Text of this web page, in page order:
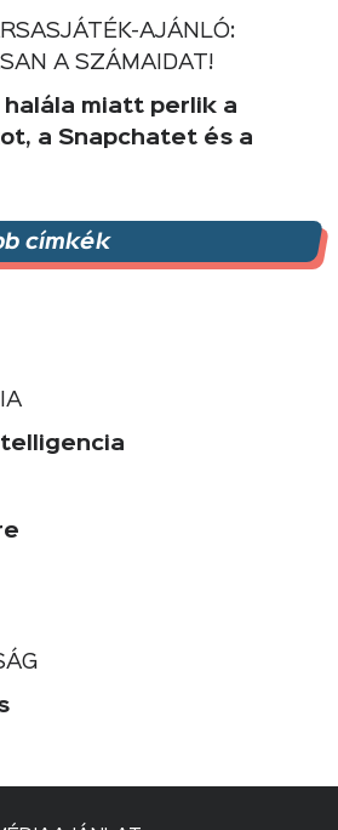
AJÁNLÓ:
A SZÁMAIDAT!
miatt perlik a
a Snapchatet és a
címkék